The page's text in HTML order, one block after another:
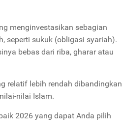
menginvestasikan sebagian
seperti sukuk (obligasi syariah).
bebas dari riba, gharar atau
relatif lebih rendah dibandingkan
nilai Islam.
2026 yang dapat Anda pilih